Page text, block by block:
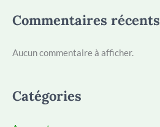
Commentaires récents
Aucun commentaire à afficher.
Catégories